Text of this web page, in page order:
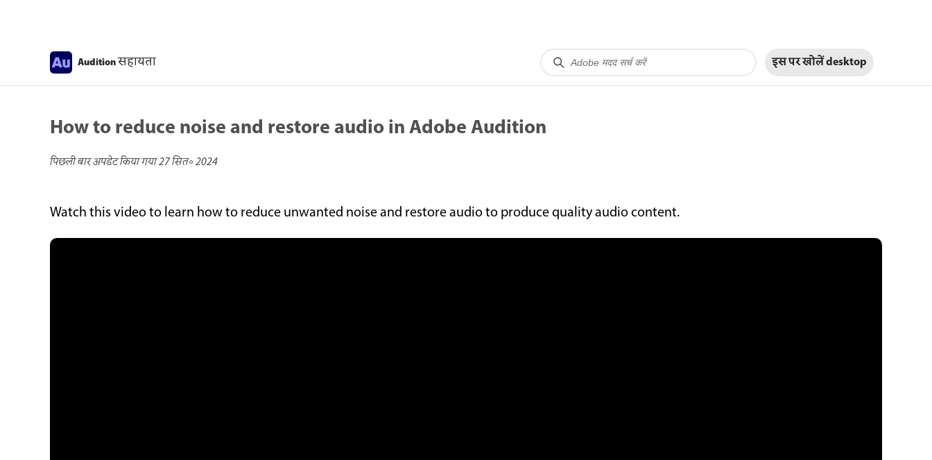
Auditionसहायता इस पर खोलेंdesktop
How to reduce noise and restore audio in Adobe Audition
पिछली बार अपडेट किया गया27 सित॰ 2024
Watch this video to learn how to reduce unwanted noise and restore audio to produce quality audio content.